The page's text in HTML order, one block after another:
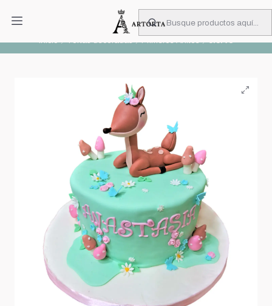
PIDA CON MUCHA ANTICIPACIÓN
Inicio Tortas decoradas Primeros Añitos ciervo